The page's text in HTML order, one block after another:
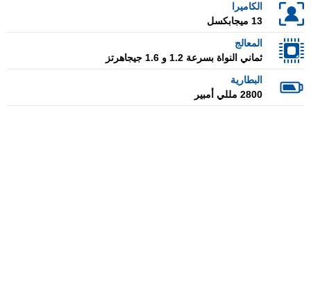
الكاميرا
13 ميجابكسل
المعالج
ثماني النواة بسرعة 1.2 و 1.6 جيجاهرتز
البطارية
2800 مللي أمبير